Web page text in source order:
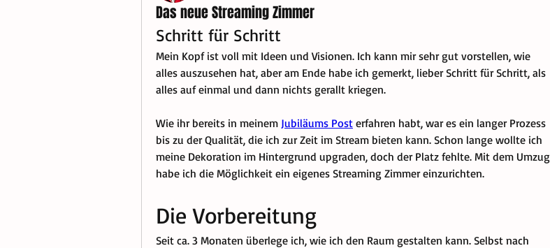
Das neue Streaming Zimmer
Schritt für Schritt
Mein Kopf ist voll mit Ideen und Visionen. Ich kann mir sehr gut vorstellen, wie
alles auszusehen hat, aber am Ende habe ich gemerkt, lieber Schritt für Schritt, als
alles auf einmal und dann nichts gerallt kriegen.
Wie ihr bereits in meinem Jubiläums Post erfahren habt, war es ein langer Prozess
bis zu der Qualität, die ich zur Zeit im Stream bieten kann. Schon lange wollte ich
meine Dekoration im Hintergrund upgraden, doch der Platz fehlte. Mit dem Umzug
habe ich die Möglichkeit ein eigenes Streaming Zimmer einzurichten.
Die Vorbereitung
Seit ca. 3 Monaten überlege ich, wie ich den Raum gestalten kann. Selbst nach